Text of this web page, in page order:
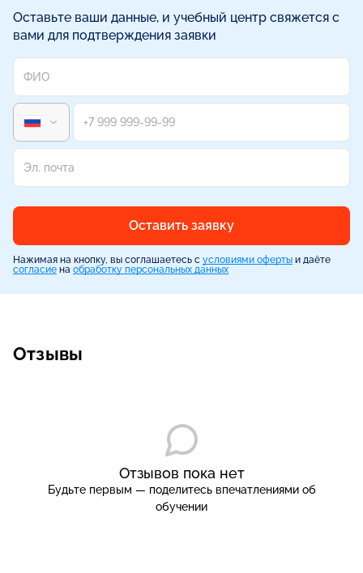
Оставьте ваши данные, и учебный центр свяжется с
вами для подтверждения заявки
Оставить заявку
Нажимая на кнопку, вы соглашаетесь с условиями оферты и даёте
согласие на обработку персональных данных
Отзывы
Отзывов пока нет
Будьте первым — поделитесь впечатлениями об
обучении